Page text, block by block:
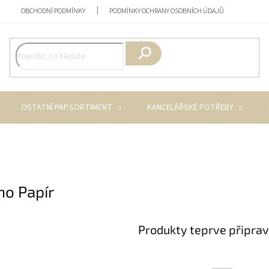
OBCHODNÍ PODMÍNKY PODMÍNKY OCHRANY OSOBNÍCH ÚDAJŮ
OSTATNÍ PAP.SORTIMENT KANCELÁŘSKÉ POTŘEBY
Papír
Produkty teprve